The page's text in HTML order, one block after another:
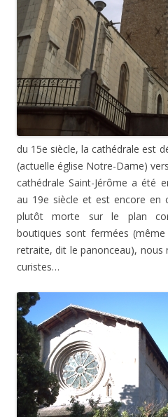
du 15e siècle, la cathédrale est
(actuelle église Notre-Dame)
cathédrale Saint-Jérôme a été
au 19e siècle et est encore en
plutôt morte sur le plan
boutiques sont fermées
retraite, dit le panonceau), nous
curistes…